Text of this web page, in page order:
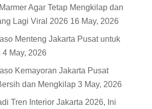
Agar Tetap Mengkilap dan
Lagi Viral 2026 16 May, 2026
Menteng Jakarta Pusat untuk
4 May, 2026
Kemayoran Jakarta Pusat
dan Mengkilap 3 May, 2026
Tren Interior Jakarta 2026, Ini